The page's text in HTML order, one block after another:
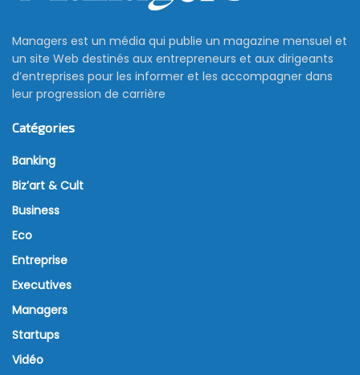
Managers est un média qui publie un magazine mensuel et
un site Web destinés aux entrepreneurs et aux dirigeants
d’entreprises pour les informer et les accompagner dans
leur progression de carrière
Catégories
Banking
Biz’art & Cult
Business
Eco
Entreprise
Executives
Managers
Startups
Vidéo